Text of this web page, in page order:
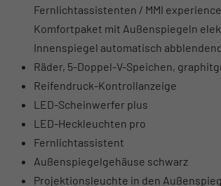
Fernlichtassistenten / MMI
Komfortpaket mit Außenspiegeln
Innenspiegel automatisch
Räder, 5-Doppel-V-Speichen,
Reifendruck-Kontrollanzeige
LED-Scheinwerfer plus
LED-Heckleuchten pro
Fernlichtassistent
Außenspiegelgehäuse schwarz
Projektionsleuchte in den